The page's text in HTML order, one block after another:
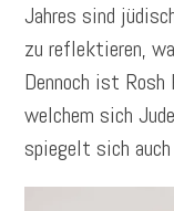
Jahres sind
zu reflektieren,
Dennoch ist Rosh
welchem sich
spiegelt sich auch